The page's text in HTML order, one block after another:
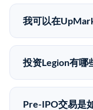
Legion没有公开
已知股价来自其
不同。
我可以在
可以。合格投资
upmarket.co创建
50,000美元。
自2019年以来已
投资Legion有哪
Pre-IPO投资存
味着没有公开市
Pre-IPO交易是